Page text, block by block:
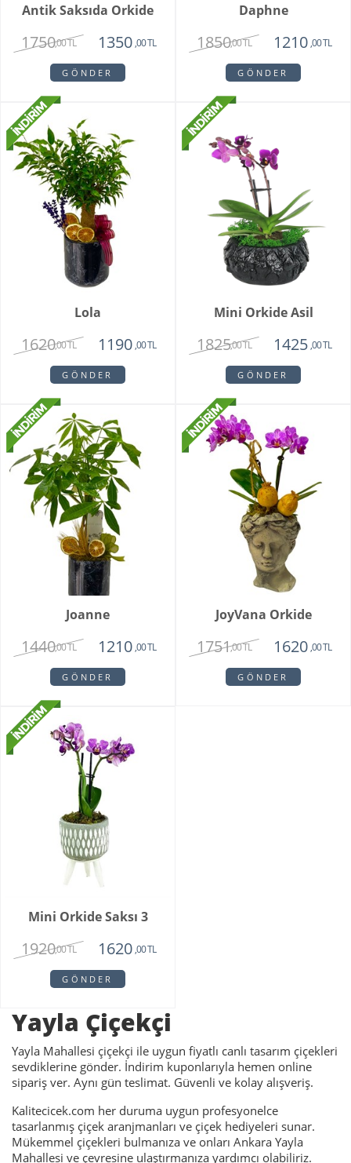
Antik Saksıda Orkide
1750,00 TL 1350 ,00 TL
GÖNDER
Daphne
1850,00 TL 1210 ,00 TL
GÖNDER
Lola
1620,00 TL 1190 ,00 TL
GÖNDER
Mini Orkide Asil
1825,00 TL 1425 ,00 TL
GÖNDER
Joanne
1440,00 TL 1210 ,00 TL
GÖNDER
JoyVana Orkide
1751,00 TL 1620 ,00 TL
GÖNDER
Mini Orkide Saksı 3
1920,00 TL 1620 ,00 TL
GÖNDER
Yayla Çiçekçi
Yayla Mahallesi çiçekçi ile uygun fiyatlı canlı tasarım çiçekleri
sevdiklerine gönder. İndirim kuponlarıyla hemen online
sipariş ver. Aynı gün teslimat. Güvenli ve kolay alışveriş.
Kalitecicek.com her duruma uygun profesyonelce
tasarlanmış çiçek aranjmanları ve çiçek hediyeleri sunar.
Mükemmel çiçekleri bulmanıza ve onları Ankara Yayla
Mahallesi ve çevresine ulaştırmanıza yardımcı olabiliriz.